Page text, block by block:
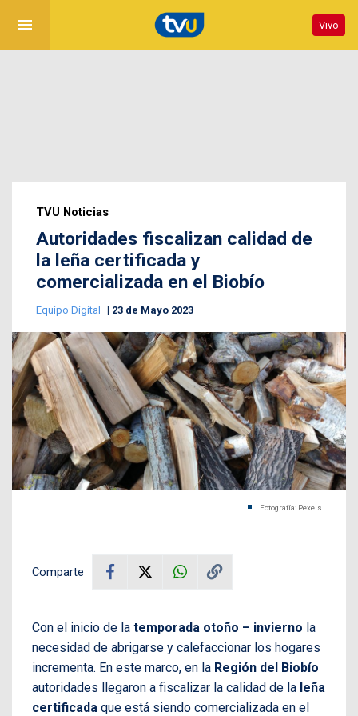
menu Vivo
TVU Noticias
Autoridades fiscalizan calidad de
la leña certificada y
comercializada en el Biobío
Equipo Digital 23 de Mayo 2023
Fotografía: Pexels
Comparte
Con el inicio de la temporada otoño – invierno la
necesidad de abrigarse y calefaccionar los hogares
incrementa. En este marco, en la Región del Biobío
autoridades llegaron a fiscalizar la calidad de la leña
certificada que está siendo comercializada en el